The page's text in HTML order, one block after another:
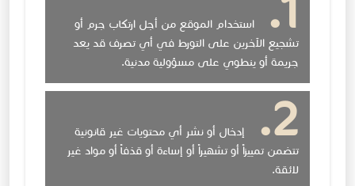
استخدام الموقع من أجل ارتكاب جرم أو
تشجيع الآخرين على التورط في أي تصرف قد يعد
جريمة أو ينطوي على مسؤولية مدنية.
إدخال أو نشر أي محتويات غير قانونية
تتضمن تمييزاً أو تشهيراً أو إساءة أو قذفاً أو مواد غير
لائقة.